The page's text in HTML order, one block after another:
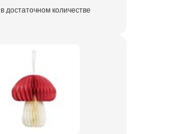
в достаточном количестве